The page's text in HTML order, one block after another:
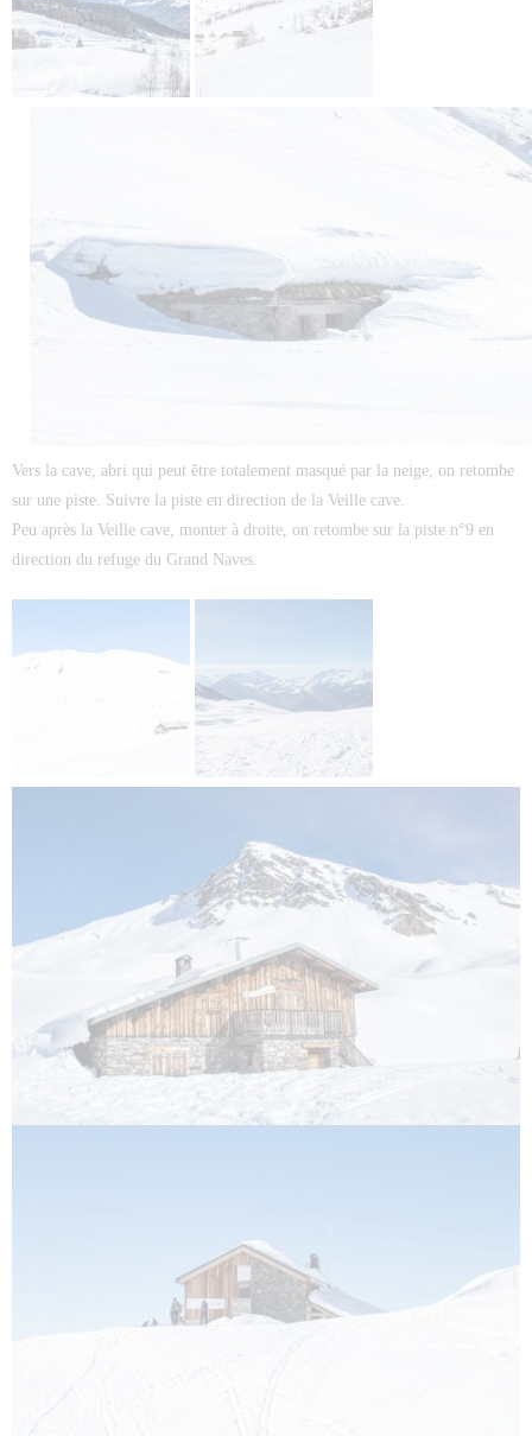
Vers la cave, abri qui peut être totalement masqué par la neige, on retombe
sur une piste. Suivre la piste en direction de la Veille cave.
Peu après la Veille cave, monter à droite, on retombe sur la piste n°9 en
direction du refuge du Grand Naves.